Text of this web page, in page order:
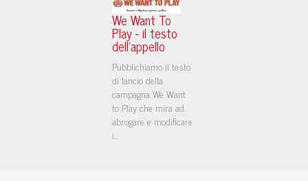
We Want To
Play - il testo
dell'appello
Pubblichiamo il testo
di lancio della
campagna We Want
to Play che mira ad
abrogare e modificare
i...